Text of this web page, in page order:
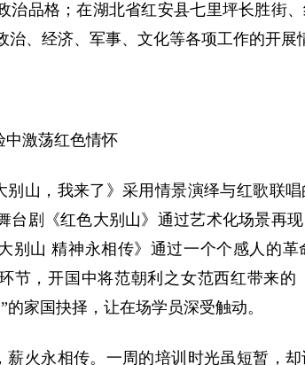
治品格；在湖北省红安县七里坪长胜街
治、经济、军事、文化等各项工作的开展
中激荡红色情怀
别山，我来了》采用情景演绎与红歌联
台剧《红色大别山》通过艺术化场景再
别山 精神永相传》通过一个个感人的
节，开国中将范朝利之女范西红带来
的家国抉择，让在场学员深受触动。
薪火永相传。一周的培训时光虽短暂，